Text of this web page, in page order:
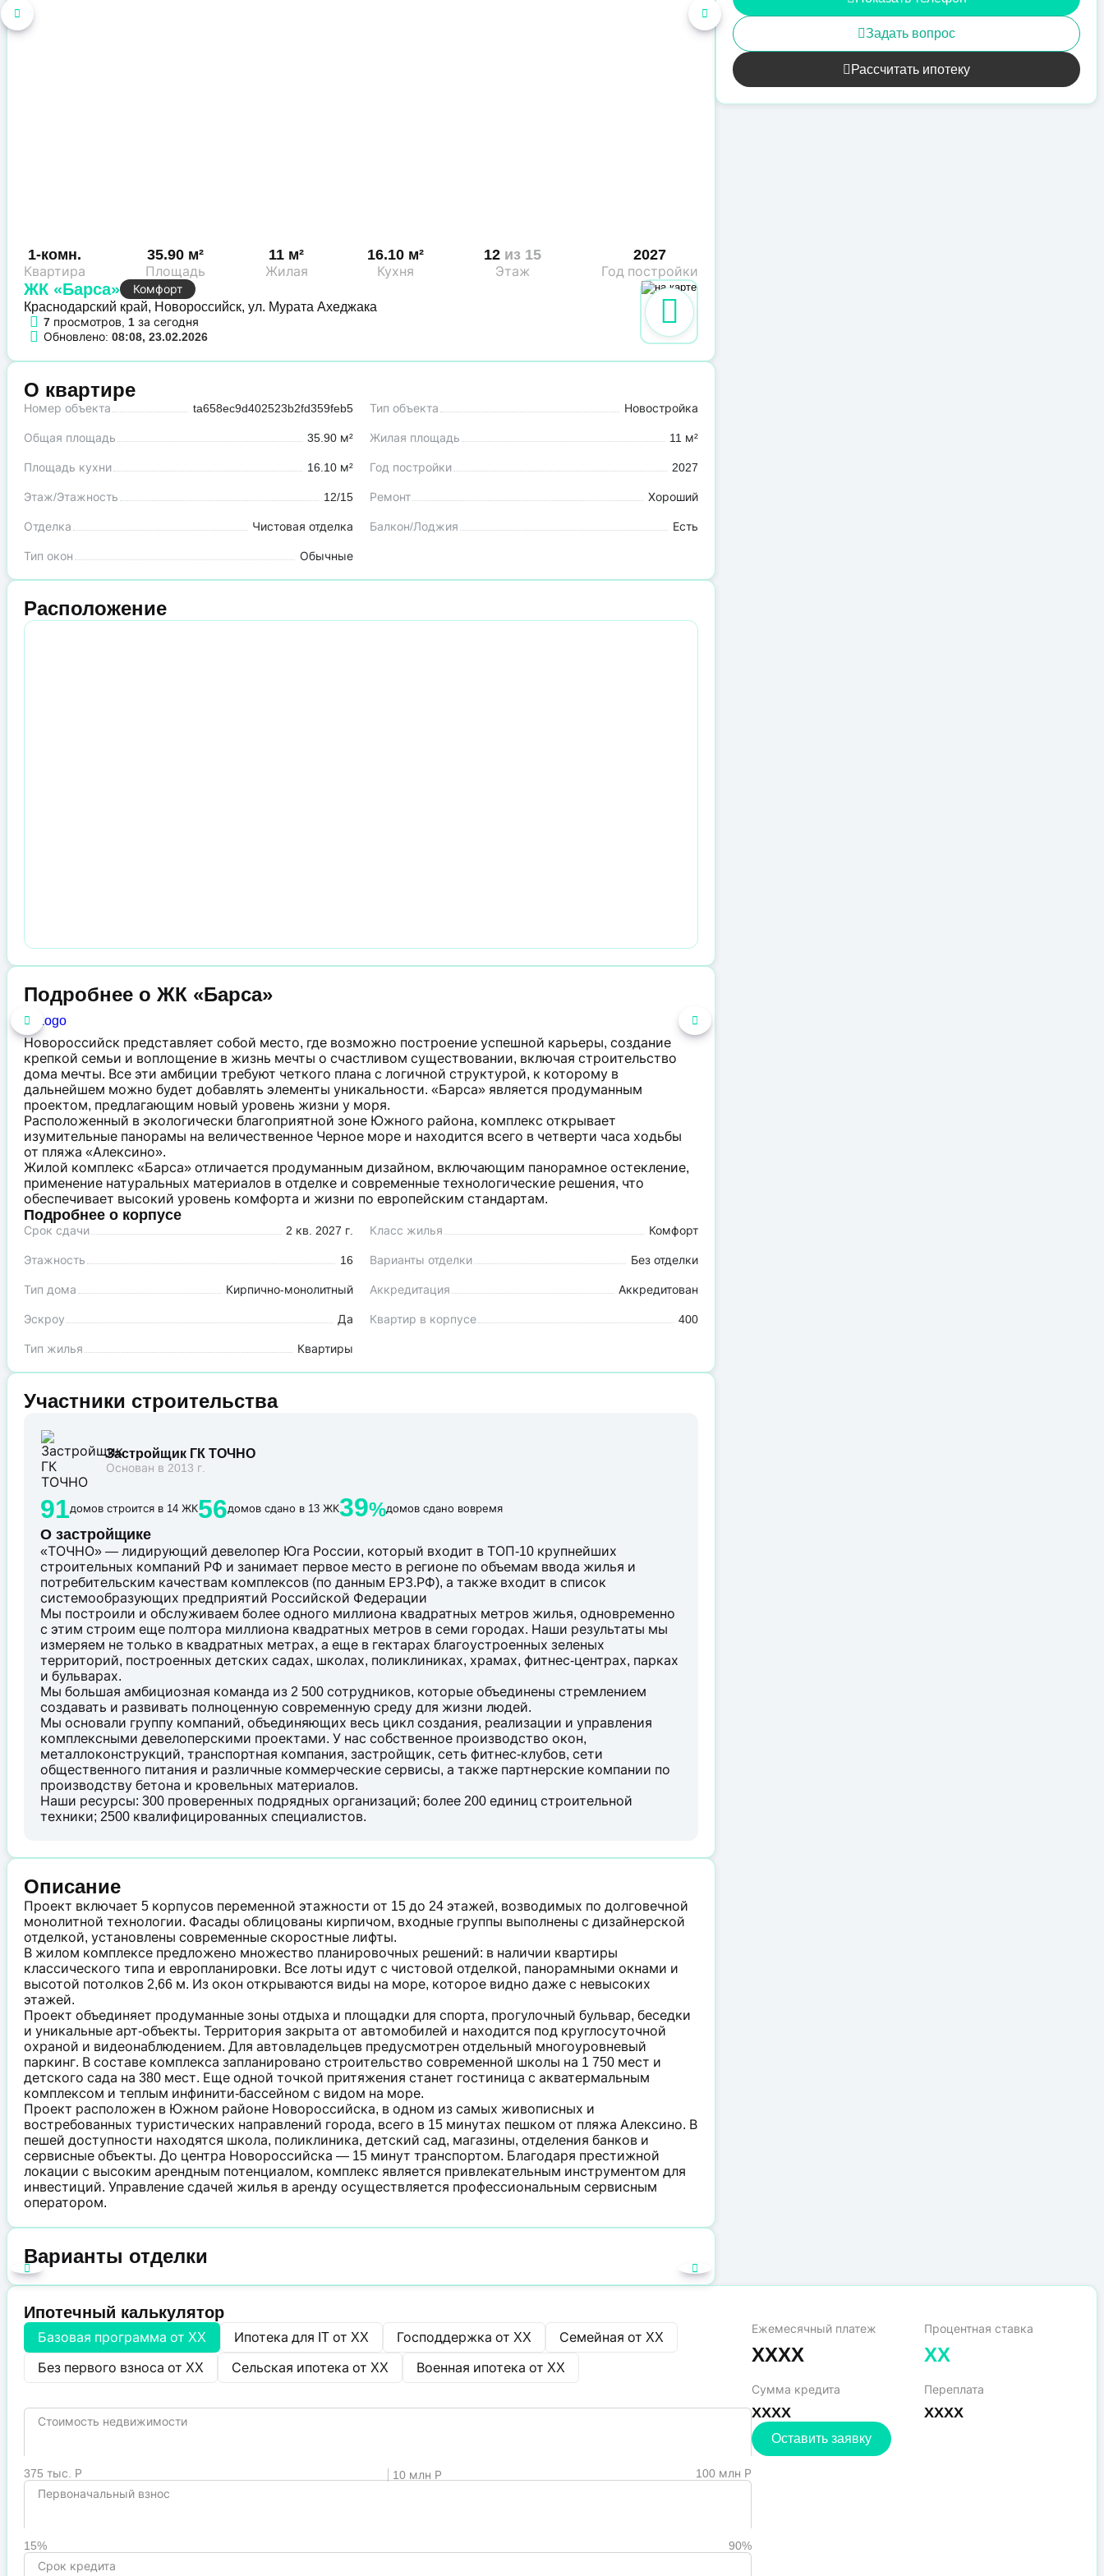
1-комн.
Квартира
35.90 м²
Площадь
11 м²
Жилая
16.10 м²
Кухня
12 из 15
Этаж
2027
Год постройки
ЖК «Барса» Комфорт
Краснодарский край, Новороссийск, ул. Мурата Ахеджака
7 просмотров, 1 за сегодня
Обновлено: 08:08, 23.02.2026
О квартире
Номер объекта ta658ec9d402523b2fd359feb5 Тип объекта Новостройка
Общая площадь 35.90 м² Жилая площадь 11 м²
Площадь кухни 16.10 м² Год постройки 2027
Этаж/Этажность 12/15 Ремонт Хороший
Отделка Чистовая отделка Балкон/Лоджия Есть
Тип окон Обычные
Расположение
Подробнее о ЖК «Барса»
Новороссийск представляет собой место, где возможно построение успешной карьеры, создание
крепкой семьи и воплощение в жизнь мечты о счастливом существовании, включая строительство
дома мечты. Все эти амбиции требуют четкого плана с логичной структурой, к которому в
дальнейшем можно будет добавлять элементы уникальности. «Барса» является продуманным
проектом, предлагающим новый уровень жизни у моря.
Расположенный в экологически благоприятной зоне Южного района, комплекс открывает
изумительные панорамы на величественное Черное море и находится всего в четверти часа ходьбы
от пляжа «Алексино».
Жилой комплекс «Барса» отличается продуманным дизайном, включающим панорамное остекление,
применение натуральных материалов в отделке и современные технологические решения, что
обеспечивает высокий уровень комфорта и жизни по европейским стандартам.
Подробнее о корпусе
Срок сдачи 2 кв. 2027 г. Класс жилья Комфорт
Этажность 16 Варианты отделки Без отделки
Тип дома Кирпично-монолитный Аккредитация Аккредитован
Эскроу Да Квартир в корпусе 400
Тип жилья Квартиры
Участники строительства
Застройщик ГК ТОЧНО
Основан в 2013 г.
91домов строится в 14 ЖК56домов сдано в 13 ЖК39%домов сдано вовремя
О застройщике
«ТОЧНО» — лидирующий девелопер Юга России, который входит в ТОП-10 крупнейших
строительных компаний РФ и занимает первое место в регионе по объемам ввода жилья и
потребительским качествам комплексов (по данным ЕРЗ.РФ), а также входит в список
системообразующих предприятий Российской Федерации
Мы построили и обслуживаем более одного миллиона квадратных метров жилья, одновременно
с этим строим еще полтора миллиона квадратных метров в семи городах. Наши результаты мы
измеряем не только в квадратных метрах, а еще в гектарах благоустроенных зеленых
территорий, построенных детских садах, школах, поликлиниках, храмах, фитнес-центрах, парках
и бульварах.
Мы большая амбициозная команда из 2 500 сотрудников, которые объединены стремлением
создавать и развивать полноценную современную среду для жизни людей.
Мы основали группу компаний, объединяющих весь цикл создания, реализации и управления
комплексными девелоперскими проектами. У нас собственное производство окон,
металлоконструкций, транспортная компания, застройщик, сеть фитнес-клубов, сети
общественного питания и различные коммерческие сервисы, а также партнерские компании по
производству бетона и кровельных материалов.
Наши ресурсы: 300 проверенных подрядных организаций; более 200 единиц строительной
техники; 2500 квалифицированных специалистов.
Описание
Проект включает 5 корпусов переменной этажности от 15 до 24 этажей, возводимых по долговечной
монолитной технологии. Фасады облицованы кирпичом, входные группы выполнены с дизайнерской
отделкой, установлены современные скоростные лифты.
В жилом комплексе предложено множество планировочных решений: в наличии квартиры
классического типа и европланировки. Все лоты идут с чистовой отделкой, панорамными окнами и
высотой потолков 2,66 м. Из окон открываются виды на море, которое видно даже с невысоких
этажей.
Проект объединяет продуманные зоны отдыха и площадки для спорта, прогулочный бульвар, беседки
и уникальные арт-объекты. Территория закрыта от автомобилей и находится под круглосуточной
охраной и видеонаблюдением. Для автовладельцев предусмотрен отдельный многоуровневый
паркинг. В составе комплекса запланировано строительство современной школы на 1 750 мест и
детского сада на 380 мест. Еще одной точкой притяжения станет гостиница с акватермальным
комплексом и теплым инфинити-бассейном с видом на море.
Проект расположен в Южном районе Новороссийска, в одном из самых живописных и
востребованных туристических направлений города, всего в 15 минутах пешком от пляжа Алексино. В
пешей доступности находятся школа, поликлиника, детский сад, магазины, отделения банков и
сервисные объекты. До центра Новороссийска — 15 минут транспортом. Благодаря престижной
локации с высоким арендным потенциалом, комплекс является привлекательным инструментом для
инвестиций. Управление сдачей жилья в аренду осуществляется профессиональным сервисным
оператором.
Варианты отделки
Задать вопрос
Рассчитать ипотеку
Ипотечный калькулятор
Базовая программа от XX Ипотека для IT от XX Господдержка от XX Семейная от XX
Без первого взноса от XX Сельская ипотека от XX Военная ипотека от XX
Стоимость недвижимости
375 тыс. Р 10 млн Р
100 млн Р
Первоначальный взнос
15%
90%
Срок кредита
Ежемесячный платеж
XXXX
Процентная ставка
XX
Сумма кредита
XXXX
Переплата
XXXX
Оставить заявку